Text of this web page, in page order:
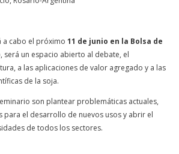
a cabo el próximo 11 de junio en la Bolsa de
, será un espacio abierto al debate, el
a las aplicaciones de valor agregado y a las
de la soja.
son plantear problemáticas actuales,
para el desarrollo de nuevos usos y abrir el
de todos los sectores.